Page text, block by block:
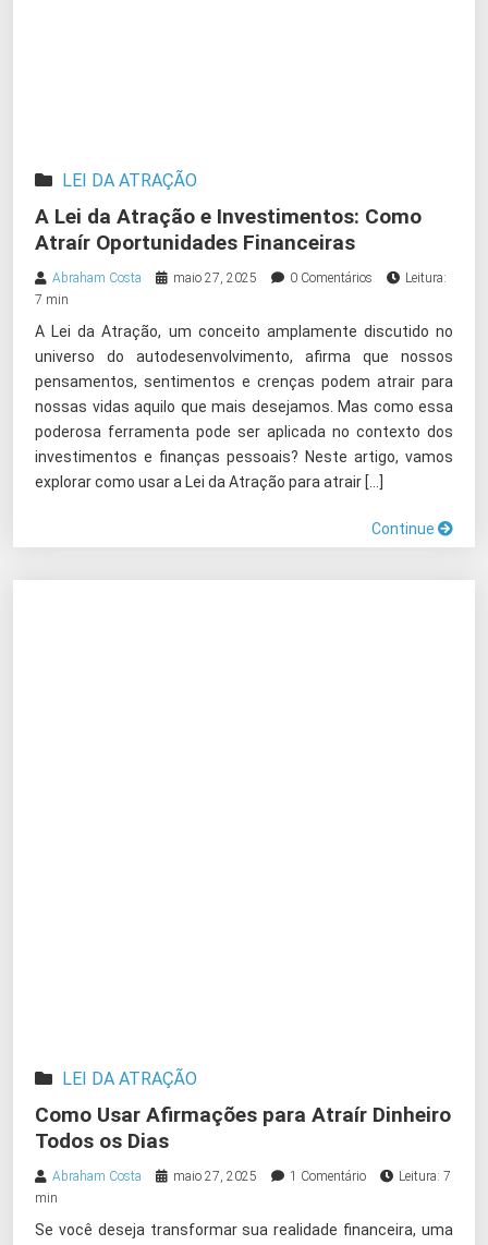
LEI DA ATRAÇÃO
A Lei da Atração e Investimentos: Como
Atraír Oportunidades Financeiras
Abraham Costa maio 27, 2025 0 Comentários
Leitura:
7 min
A Lei da Atração, um conceito amplamente discutido no
universo do autodesenvolvimento, afirma que nossos
pensamentos, sentimentos e crenças podem atrair para
nossas vidas aquilo que mais desejamos. Mas como essa
poderosa ferramenta pode ser aplicada no contexto dos
investimentos e finanças pessoais? Neste artigo, vamos
explorar como usar a Lei da Atração para atrair […]
Continue
LEI DA ATRAÇÃO
Como Usar Afirmações para Atraír Dinheiro
Todos os Dias
Abraham Costa maio 27, 2025 1 Comentário
Leitura: 7
min
Se você deseja transformar sua realidade financeira, uma